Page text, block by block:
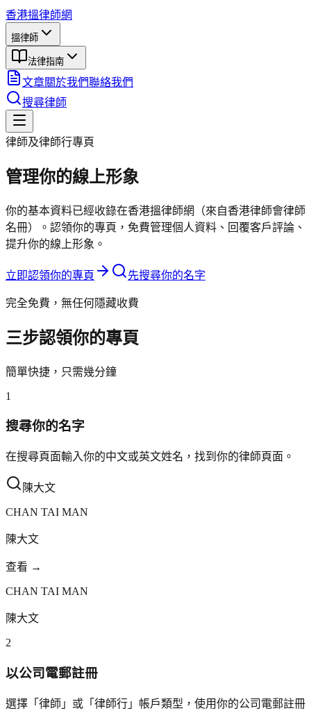
香港搵律師網
搵律師
法律指南
文章關於我們聯絡我們
搜尋律師
律師及律師行專頁
管理你的線上形象
你的基本資料已經收錄在香港搵律師網（來自香港律師會律師
名冊）。認領你的專頁，免費管理個人資料、回覆客戶評論、
提升你的線上形象。
立即認領你的專頁 先搜尋你的名字
完全免費，無任何隱藏收費
三步認領你的專頁
簡單快捷，只需幾分鐘
1
搜尋你的名字
在搜尋頁面輸入你的中文或英文姓名，找到你的律師頁面。
陳大文
CHAN TAI MAN
陳大文
查看 →
CHAN TAI MAN
陳大文
2
以公司電郵註冊
選擇「律師」或「律師行」帳戶類型，使用你的公司電郵註冊